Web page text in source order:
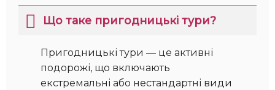
Що таке пригодницькі тури?
Пригодницькі тури — це активні
подорожі, що включають
екстремальні або нестандартні види